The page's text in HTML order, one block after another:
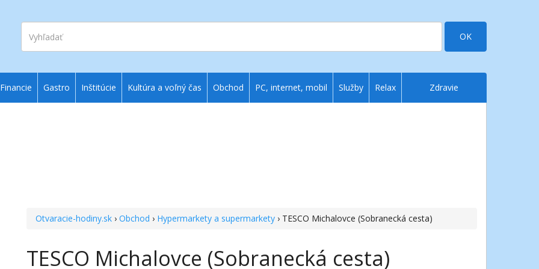
Vyhľadať
OK
Otvaracie-hodiny.sk ›Obchod › Hypermarkety a supermarkety › TESCO Michalovce (Sobranecká cesta)
TESCO Michalovce (Sobranecká cesta)
Financie Gastro Inštitúcie Kultúra a voľný čas Obchod PC, internet, mobil Služby Relax Zdravie